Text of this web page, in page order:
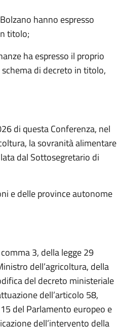
hanno espresso
titolo;
ha espresso il proprio
di decreto in titolo,
di questa Conferenza, nel
la sovranità alimentare
dal Sottosegretario di
e delle province autonome
3, della legge 29
dell’agricoltura, della
del decreto ministeriale
dell’articolo 58,
del Parlamento europeo e
dell’intervento della